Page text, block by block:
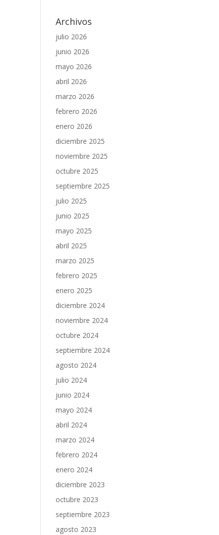
Archivos
julio 2026
junio 2026
mayo 2026
abril 2026
marzo 2026
febrero 2026
enero 2026
diciembre 2025
noviembre 2025
octubre 2025
septiembre 2025
julio 2025
junio 2025
mayo 2025
abril 2025
marzo 2025
febrero 2025
enero 2025
diciembre 2024
noviembre 2024
octubre 2024
septiembre 2024
agosto 2024
julio 2024
junio 2024
mayo 2024
abril 2024
marzo 2024
febrero 2024
enero 2024
diciembre 2023
octubre 2023
septiembre 2023
agosto 2023